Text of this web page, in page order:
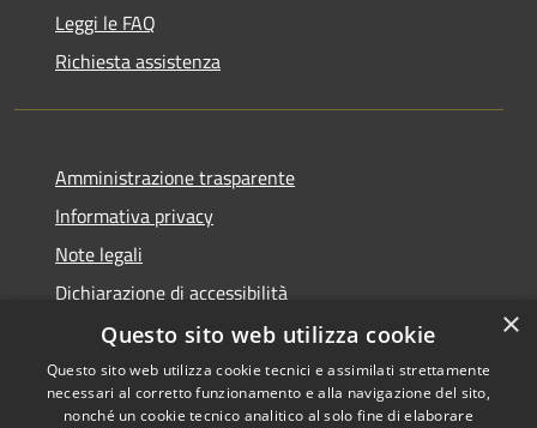
Leggi le FAQ
Richiesta assistenza
Amministrazione trasparente
Informativa privacy
Note legali
Dichiarazione di accessibilità
Copyright © 2026 • Comune di
×
Questo sito web utilizza cookie
Questo sito web utilizza cookie tecnici e assimilati strettamente
necessari al corretto funzionamento e alla navigazione del sito,
nonché un cookie tecnico analitico al solo fine di elaborare